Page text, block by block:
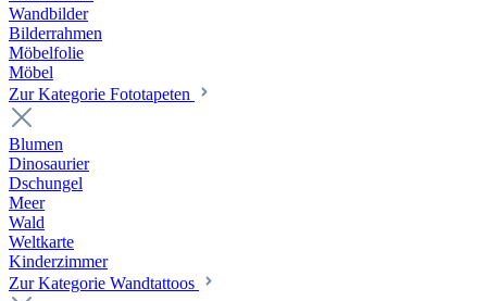
Wandbilder
Bilderrahmen
Möbelfolie
Möbel
Zur Kategorie Fototapeten
Blumen
Dinosaurier
Dschungel
Meer
Wald
Weltkarte
Kinderzimmer
Zur Kategorie Wandtattoos